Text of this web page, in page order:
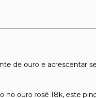
de ouro e acrescentar
no ouro rosê 18k, este